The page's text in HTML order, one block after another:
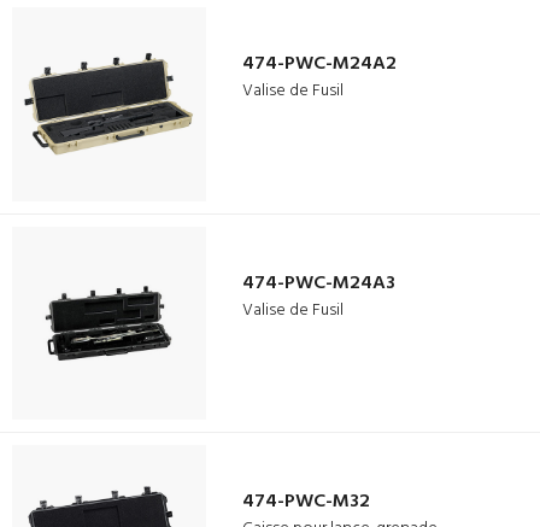
474-PWC-M24A2
Valise de Fusil
474-PWC-M24A3
Valise de Fusil
474-PWC-M32